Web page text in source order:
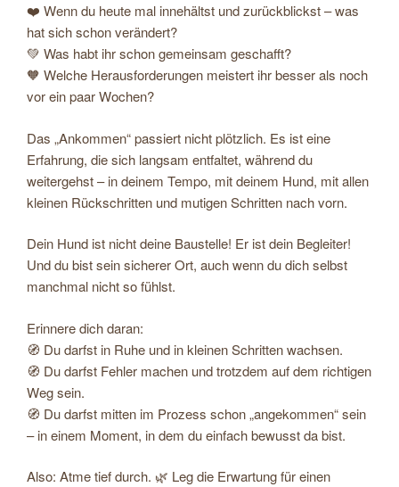
❤️ Wenn du heute mal innehältst und zurückblickst – was
hat sich schon verändert?
💚 Was habt ihr schon gemeinsam geschafft?
🧡 Welche Herausforderungen meistert ihr besser als noch
vor ein paar Wochen?
Das „Ankommen“ passiert nicht plötzlich. Es ist eine
Erfahrung, die sich langsam entfaltet, während du
weitergehst – in deinem Tempo, mit deinem Hund, mit allen
kleinen Rückschritten und mutigen Schritten nach vorn.
Dein Hund ist nicht deine Baustelle! Er ist dein Begleiter!
Und du bist sein sicherer Ort, auch wenn du dich selbst
manchmal nicht so fühlst.
Erinnere dich daran:
🧭 Du darfst in Ruhe und in kleinen Schritten wachsen.
🧭 Du darfst Fehler machen und trotzdem auf dem richtigen
Weg sein.
🧭 Du darfst mitten im Prozess schon „angekommen“ sein
– in einem Moment, in dem du einfach bewusst da bist.
Also: Atme tief durch. 🌿 Leg die Erwartung für einen